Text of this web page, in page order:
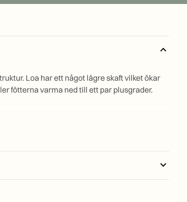
expand_less
Loa har ett något lägre skaft vilket ökar
fötterna varma ned till ett par plusgrader.
165
mm
expand_more